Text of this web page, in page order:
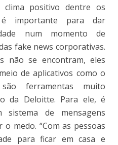
clima positivo dentre os
importante para dar
num momento de
fake news corporativas.
não se encontram, eles
de aplicativos como o
ferramentas muito
da Deloitte. Para ele, é
sistema de mensagens
medo. “Com as pessoas
para ficar em casa e